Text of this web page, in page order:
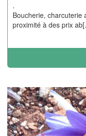
.
Boucherie, charcuterie
proximité à des prix